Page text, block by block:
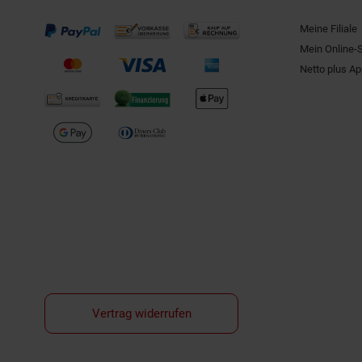
Meine Filiale
Mein Online-
Netto plus
Vertrag widerrufen